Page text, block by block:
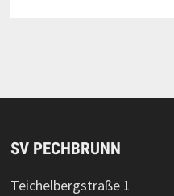
SV PECHBRUNN
Teichelbergstraße 1